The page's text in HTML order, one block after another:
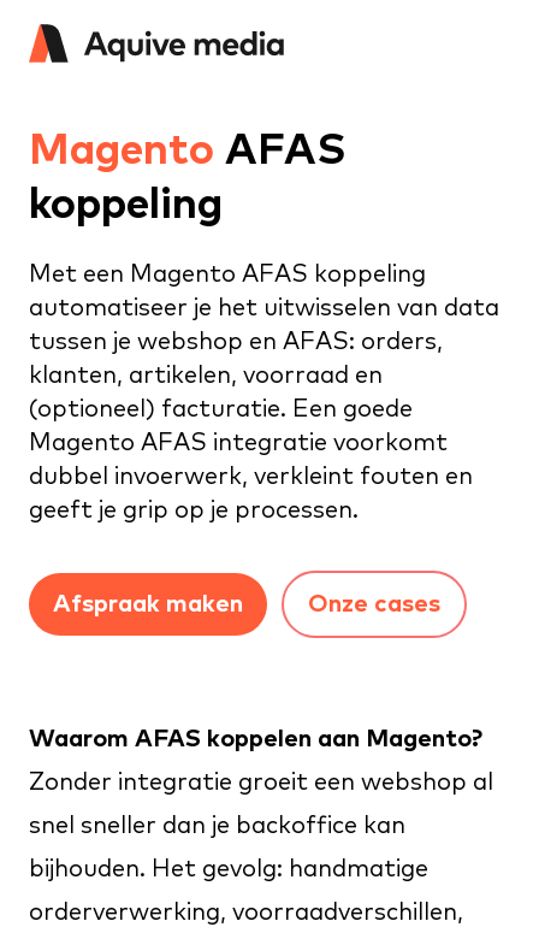
Magento AFAS
koppeling
Met een Magento AFAS koppeling
automatiseer je het uitwisselen van data
tussen je webshop en AFAS: orders,
klanten, artikelen, voorraad en
(optioneel) facturatie. Een goede
Magento AFAS integratie voorkomt
dubbel invoerwerk, verkleint fouten en
geeft je grip op je processen.
Afspraak maken Onze cases
Waarom AFAS koppelen aan Magento?
Zonder integratie groeit een webshop al
snel sneller dan je backoffice kan
bijhouden. Het gevolg: handmatige
orderverwerking, voorraadverschillen,